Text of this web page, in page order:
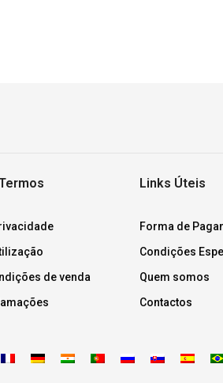
de venda
Links Úteis
Forma de
Condições
Quem somos
Contactos